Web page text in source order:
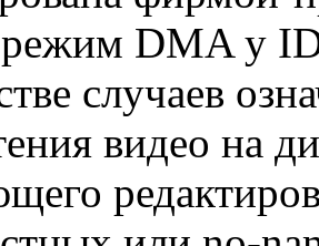
режим DMA у
случаев
видео на